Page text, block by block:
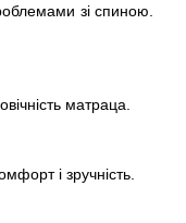
зі спиною.
матраца.
і зручність.